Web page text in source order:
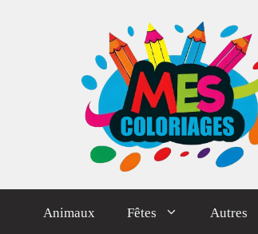
Animaux Fêtes Autres